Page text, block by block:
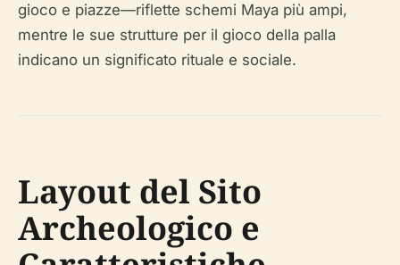
gioco e piazze—riflette schemi Maya più ampi,
mentre le sue strutture per il gioco della palla
indicano un significato rituale e sociale.
Layout del Sito
Archeologico e